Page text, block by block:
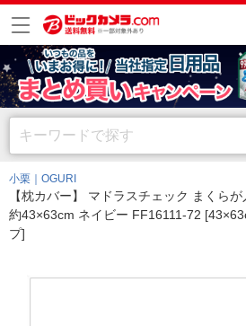
小栗｜OGURI
【枕カバー】 マドラスチェック まくら
約43×63cm ネイビー FF16111-72
プ]